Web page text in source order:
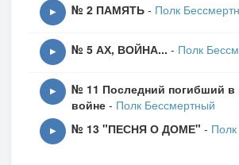
▶ № 2 ПАМЯТЬ - Полк
▶ № 5 АХ, ВОЙНА... - Полк
▶
№ 11 Последний погибший в
войне - Полк Бессмертный
▶ № 13 "ПЕСНЯ О ДОМЕ" -